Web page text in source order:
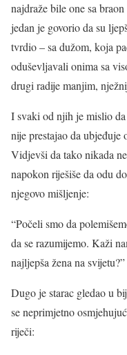
najdraže bile one sa
jedan je govorio da su
tvrdio – sa dužom, koja
oduševljavali onima sa
drugi radije manjim,
I svaki od njih je mislio
nije prestajao da ubjeđuje
Vidjevši da tako nikada
napokon riješiše da odu
njegovo mišljenje:
“Počeli smo da
da se razumijemo. Kaži
najljepša žena na svijetu?”
Dugo je starac gledao u
se neprimjetno
riječi: